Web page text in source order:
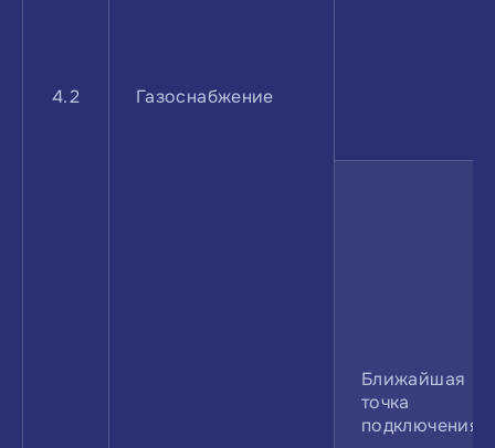
4.2 Газоснабжение
Ближайшая
точка
подклю­чения